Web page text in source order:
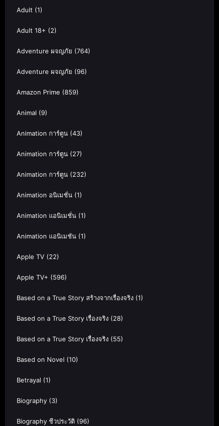
Adult (1)
Adult 18+ (2)
Adventure ผจญภัย (764)
Adventure ผจญภัย (96)
Amazon Prime (859)
Animal (9)
Animation การ์ตูน (43)
Animation การ์ตูน (27)
Animation การ์ตูน (232)
Animation อนิเมชั่น (1)
Animation แอนิเมชั่น (1)
Animation แอนิเมชัน (1)
Apple TV (22)
Apple TV+ (596)
Based on a True Story สร้างจากเรื่องจริง (1)
Based on a True Story เรื่องจริง (28)
Based on a True Story เรื่องจริง (55)
Based on Novel (10)
Betrayal (1)
Biography (3)
Biography ชีวประวัติ (96)